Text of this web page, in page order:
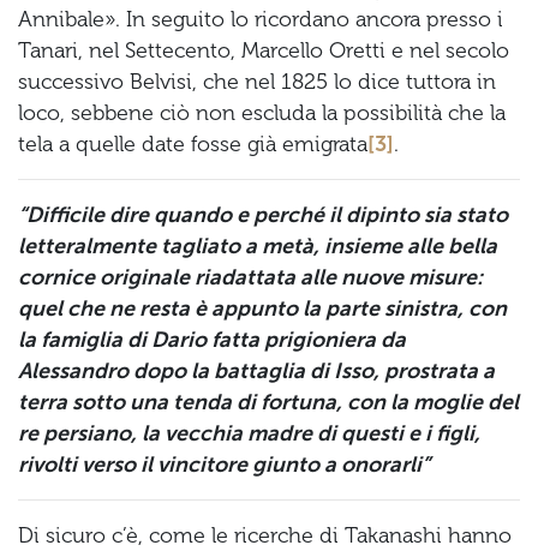
Annibale». In seguito lo ricordano ancora presso i
Tanari, nel Settecento, Marcello Oretti e nel secolo
successivo Belvisi, che nel 1825 lo dice tuttora in
loco, sebbene ciò non escluda la possibilità che la
tela a quelle date fosse già emigrata[3].
“Difficile dire quando e perché il dipinto sia stato
letteralmente tagliato a metà, insieme alle bella
cornice originale riadattata alle nuove misure:
quel che ne resta è appunto la parte sinistra, con
la famiglia di Dario fatta prigioniera da
Alessandro dopo la battaglia di Isso, prostrata a
terra sotto una tenda di fortuna, con la moglie del
re persiano, la vecchia madre di questi e i figli,
rivolti verso il vincitore giunto a onorarli”
Di sicuro c’è, come le ricerche di Takanashi hanno